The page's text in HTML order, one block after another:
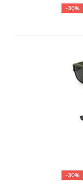
-30%
-30%